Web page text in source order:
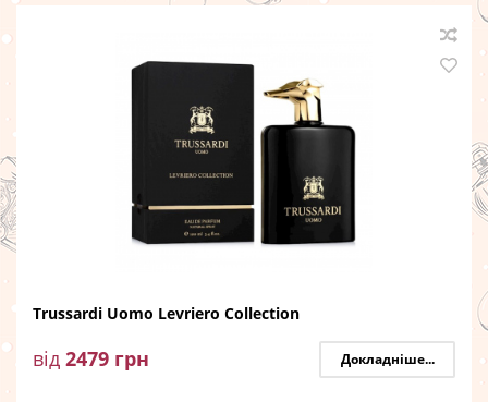
Trussardi Uomo Levriero Collection
від 2479 грн Докладніше...